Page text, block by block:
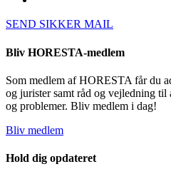
SEND SIKKER MAIL
Bliv HORESTA-medlem
Som medlem af HORESTA får du
og jurister samt råd og vejledning til
og problemer. Bliv medlem i dag!
Bliv medlem
Hold dig opdateret